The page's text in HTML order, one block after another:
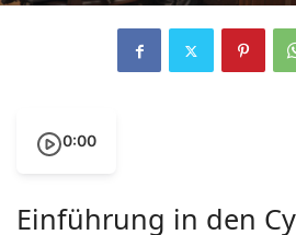
0:00
Einführung in den